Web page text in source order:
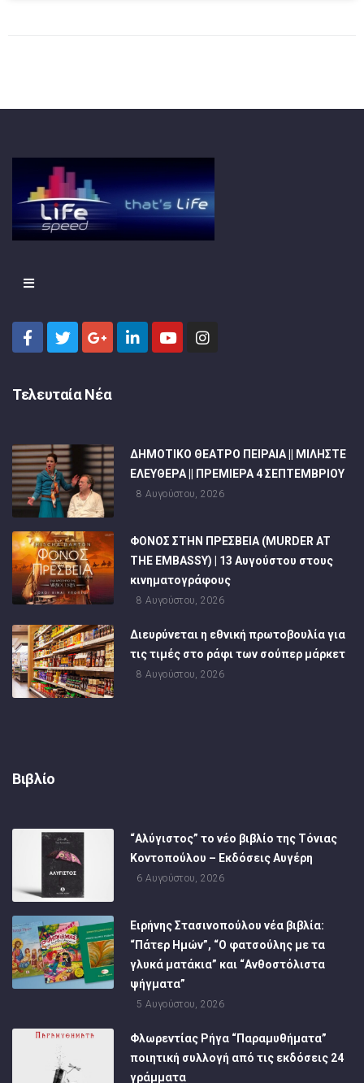
Τελευταία Νέα
ΔΗΜΟΤΙΚΟ ΘΕΑΤΡΟ ΠΕΙΡΑΙΑ || ΜΙΛΗΣΤΕ
ΕΛΕΥΘΕΡΑ || ΠΡΕΜΙΕΡΑ 4 ΣΕΠΤΕΜΒΡΙΟΥ
8 Αυγούστου, 2026
ΦΟΝΟΣ ΣΤΗΝ ΠΡΕΣΒΕΙΑ (MURDER AT
THE EMBASSY) | 13 Αυγούστου στους
κινηματογράφους
8 Αυγούστου, 2026
Διευρύνεται η εθνική πρωτοβουλία για
τις τιμές στο ράφι των σούπερ μάρκετ
8 Αυγούστου, 2026
Βιβλίο
“Αλύγιστος” το νέο βιβλίο της Τόνιας
Κοντοπούλου – Εκδόσεις Αυγέρη
6 Αυγούστου, 2026
Ειρήνης Στασινοπούλου νέα βιβλία:
“Πάτερ Ημών”, “Ο φατσούλης με τα
γλυκά ματάκια” και “Ανθοστόλιστα
ψήγματα”
5 Αυγούστου, 2026
Φλωρεντίας Ρήγα “Παραμυθήματα”
ποιητική συλλογή από τις εκδόσεις 24
γράμματα